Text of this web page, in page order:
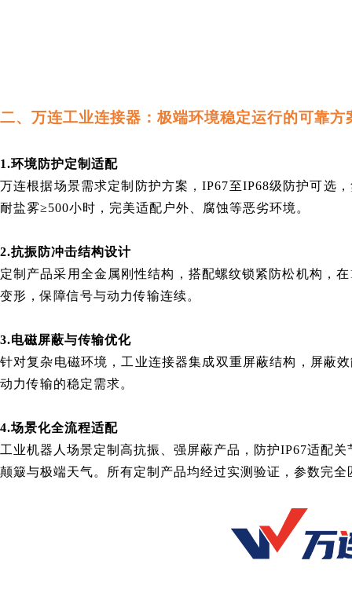
二、万连工业连接器 ：极端环境稳定运行的可靠方
1.环境防护定制适配
万连根据场景需求定制防护方案，IP67至IP68级防护可选
耐盐雾≥500小时，完美适配户外、腐蚀等恶劣环境。
2.抗振防冲击结构设计
定制产品采用全金属刚性结构，搭配螺纹锁紧防松机构，
变形，保障信号与动力传输连续。
3.电磁屏蔽与传输优化
针对复杂电磁环境， 工业连接器集成双重屏蔽结构，屏蔽
动力传输的稳定需求。
4.场景化全流程适配
工业机器人场景定制高抗振、强屏蔽产品，防护IP67适配
颠簸与极端天气。所有定制产品均经过实测验证，参数完